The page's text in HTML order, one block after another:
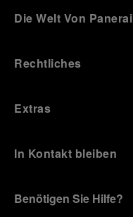
Die Welt Von Panerai
Rechtliches
Extras
In Kontakt bleiben
Benötigen Sie Hilfe?